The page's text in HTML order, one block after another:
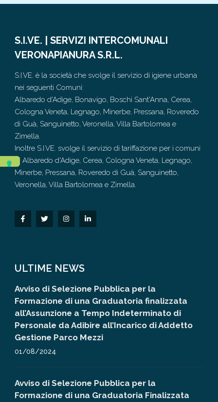
S.I.VE. | SERVIZI INTERCOMUNALI
VERONAPIANURA S.R.L.
S.I.VE. è la società che svolge il servizio di igiene urbana
nei seguenti Comuni:
Albaredo d'Adige, Bonavigo, Boschi Sant'Anna, Cerea,
Cologna Veneta, Legnago, Minerbe, Pressana, Roveredo
di Guà, Sanguinetto, Veronella, Villa Bartolomea e
Zimella.
Inoltre S.I.VE. svolge il servizio di tariffazione per i comuni
di Albaredo d'Adige, Cerea, Cologna Veneta, Legnago,
Minerbe, Pressana, Roveredo di Guà, Sanguinetto,
Veronella, Villa Bartolomea e Zimella.
ULTIME NEWS
Avviso di Selezione Pubblica per la
Formazione di una Graduatoria finalizzata
all’Assunzione a Tempo Indeterminato di
Personale da Adibire all’Incarico di Addetto
Gestione Parco Mezzi
01/08/2024
Avviso di Selezione Pubblica per la
Formazione di una Graduatoria Finalizzata